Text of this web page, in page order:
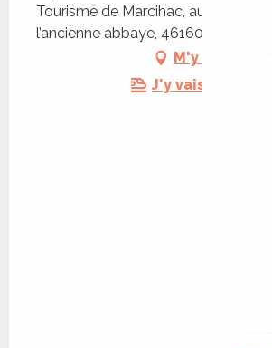
Tourisme de Marcihac, au pied du
l’ancienne abbaye, 46160
M'y rendre
J'y vais en train !